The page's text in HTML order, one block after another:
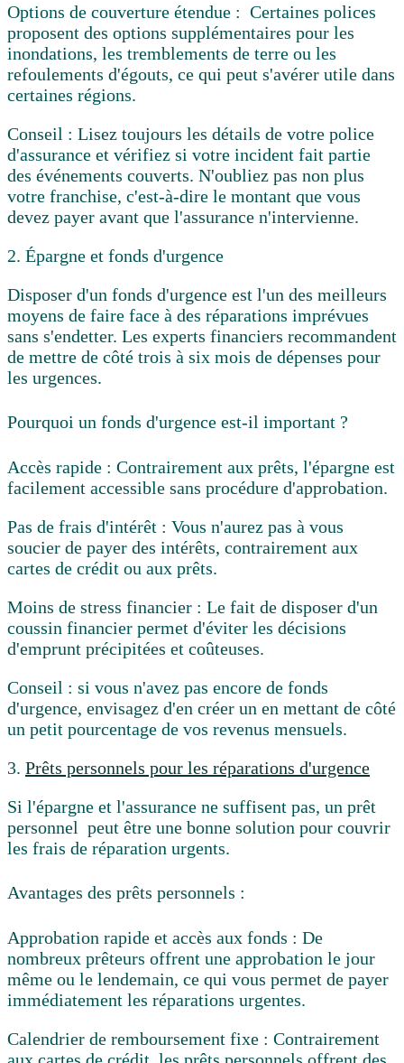
Options de couverture étendue : Certaines polices
proposent des options supplémentaires pour les
inondations, les tremblements de terre ou les
refoulements d'égouts, ce qui peut s'avérer utile dans
certaines régions.
Conseil : Lisez toujours les détails de votre police
d'assurance et vérifiez si votre incident fait partie
des événements couverts. N'oubliez pas non plus
votre franchise, c'est-à-dire le montant que vous
devez payer avant que l'assurance n'intervienne.
2. Épargne et fonds d'urgence
Disposer d'un fonds d'urgence est l'un des meilleurs
moyens de faire face à des réparations imprévues
sans s'endetter. Les experts financiers recommandent
de mettre de côté trois à six mois de dépenses pour
les urgences.
Pourquoi un fonds d'urgence est-il important ?
Accès rapide : Contrairement aux prêts, l'épargne est
facilement accessible sans procédure d'approbation.
Pas de frais d'intérêt : Vous n'aurez pas à vous
soucier de payer des intérêts, contrairement aux
cartes de crédit ou aux prêts.
Moins de stress financier : Le fait de disposer d'un
coussin financier permet d'éviter les décisions
d'emprunt précipitées et coûteuses.
Conseil : si vous n'avez pas encore de fonds
d'urgence, envisagez d'en créer un en mettant de côté
un petit pourcentage de vos revenus mensuels.
3. Prêts personnels pour les réparations d'urgence
Si l'épargne et l'assurance ne suffisent pas, un prêt
personnel peut être une bonne solution pour couvrir
les frais de réparation urgents.
Avantages des prêts personnels :
Approbation rapide et accès aux fonds : De
nombreux prêteurs offrent une approbation le jour
même ou le lendemain, ce qui vous permet de payer
immédiatement les réparations urgentes.
Calendrier de remboursement fixe : Contrairement